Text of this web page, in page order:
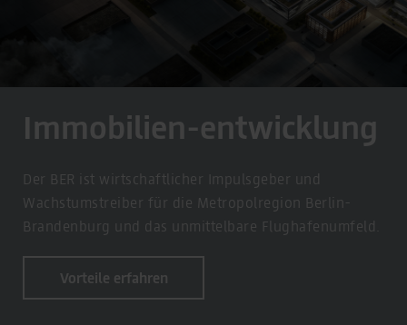
Immobilien-entwicklung
Der BER ist wirtschaftlicher Impulsgeber und
Wachstumstreiber für die Metropolregion Berlin-
Brandenburg und das unmittelbare Flughafenumfeld.
Vorteile erfahren